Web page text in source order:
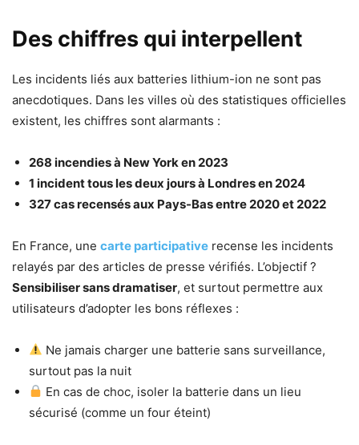
Des chiffres qui interpellent
Les incidents liés aux batteries lithium-ion ne sont pas
anecdotiques. Dans les villes où des statistiques officielles
existent, les chiffres sont alarmants :
268 incendies à New York en 2023
1 incident tous les deux jours à Londres en 2024
327 cas recensés aux Pays-Bas entre 2020 et 2022
En France, une carte participative recense les incidents
relayés par des articles de presse vérifiés. L’objectif ?
Sensibiliser sans dramatiser, et surtout permettre aux
utilisateurs d’adopter les bons réflexes :
Ne jamais charger une batterie sans surveillance,
surtout pas la nuit
En cas de choc, isoler la batterie dans un lieu
sécurisé (comme un four éteint)